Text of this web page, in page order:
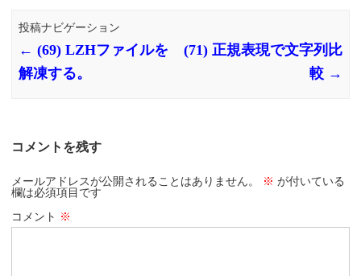
投稿ナビゲーション
← (69) LZHファイルを
解凍する。
(71) 正規表現で文字列比
較 →
コメントを残す
メールアドレスが公開されることはありません。 ※ が付いている
欄は必須項目です
コメント ※